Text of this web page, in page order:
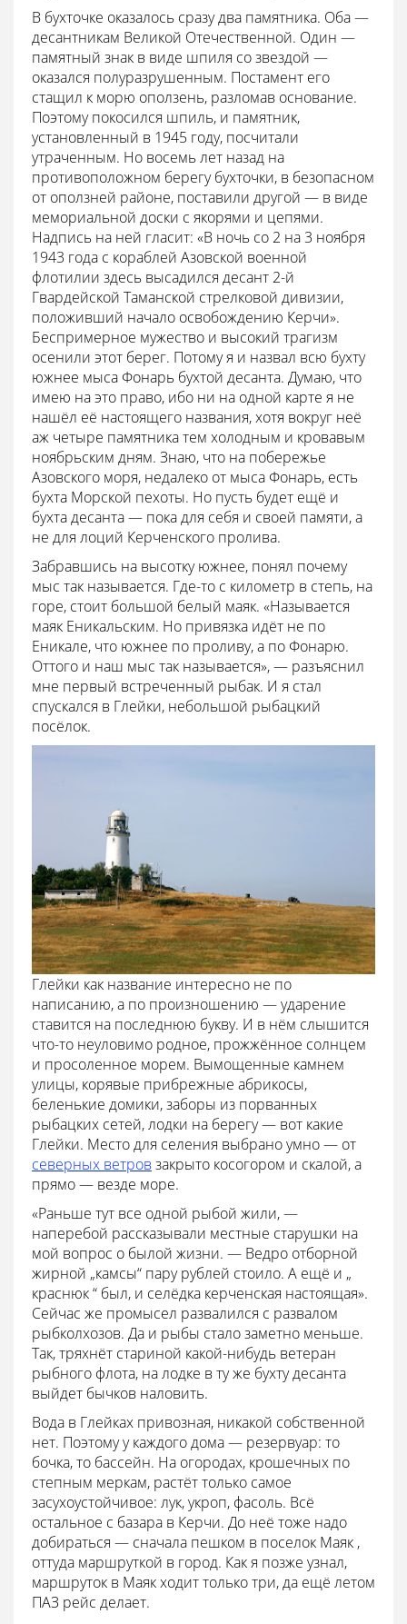
В бухточке оказалось сразу два памятника. Оба —
десантникам Великой Отечественной. Один —
памятный знак в виде шпиля со звездой —
оказался полуразрушенным. Постамент его
стащил к морю оползень, разломав основание.
Поэтому покосился шпиль, и памятник,
установленный в 1945 году, посчитали
утраченным. Но восемь лет назад на
противоположном берегу бухточки, в безопасном
от оползней районе, поставили другой — в виде
мемориальной доски с якорями и цепями.
Надпись на ней гласит: «В ночь со 2 на 3 ноября
1943 года с кораблей Азовской военной
флотилии здесь высадился десант 2-й
Гвардейской Таманской стрелковой дивизии,
положивший начало освобождению Керчи».
Беспримерное мужество и высокий трагизм
осенили этот берег. Потому я и назвал всю бухту
южнее мыса Фонарь бухтой десанта. Думаю, что
имею на это право, ибо ни на одной карте я не
нашёл её настоящего названия, хотя вокруг неё
аж четыре памятника тем холодным и кровавым
ноябрьским дням. Знаю, что на побережье
Азовского моря, недалеко от мыса Фонарь, есть
бухта Морской пехоты. Но пусть будет ещё и
бухта десанта — пока для себя и своей памяти, а
не для лоций Керченского пролива.
Забравшись на высотку южнее, понял почему
мыс так называется. Где-то с километр в степь, на
горе, стоит большой белый маяк. «Называется
маяк Еникальским. Но привязка идёт не по
Еникале, что южнее по проливу, а по Фонарю.
Оттого и наш мыс так называется», — разъяснил
мне первый встреченный рыбак. И я стал
спускался в Глейки, небольшой рыбацкий
посёлок.
Глейки как название интересно не по
написанию, а по произношению — ударение
ставится на последнюю букву. И в нём слышится
что-то неуловимо родное, прожжённое солнцем
и просоленное морем. Вымощенные камнем
улицы, корявые прибрежные абрикосы,
беленькие домики, заборы из порванных
рыбацких сетей, лодки на берегу — вот какие
Глейки. Место для селения выбрано умно — от
северных ветровзакрыто косогором и скалой, а
прямо — везде море.
«Раньше тут все одной рыбой жили, —
наперебой рассказывали местные старушки на
мой вопрос о былой жизни. — Ведро отборной
жирной „камсы“ пару рублей стоило. А ещё и „
краснюк “ был, и селёдка керченская настоящая».
Сейчас же промысел развалился с развалом
рыбколхозов. Да и рыбы стало заметно меньше.
Так, тряхнёт стариной какой-нибудь ветеран
рыбного флота, на лодке в ту же бухту десанта
выйдет бычков наловить.
Вода в Глейках привозная, никакой собственной
нет. Поэтому у каждого дома — резервуар: то
бочка, то бассейн. На огородах, крошечных по
степным меркам, растёт только самое
засухоустойчивое: лук, укроп, фасоль. Всё
остальное с базара в Керчи. До неё тоже надо
добираться — сначала пешком в поселок Маяк ,
оттуда маршруткой в город. Как я позже узнал,
маршруток в Маяк ходит только три, да ещё летом
ПАЗ рейс делает.